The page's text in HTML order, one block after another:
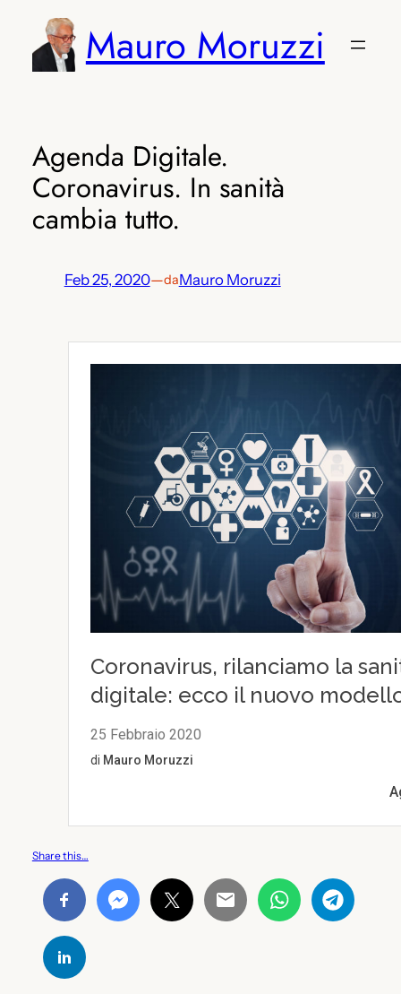
contenuto
Mauro Moruzzi
Agenda Digitale.
Coronavirus. In sanità
cambia tutto.
Feb 25, 2020—daMauro Moruzzi
Share this…